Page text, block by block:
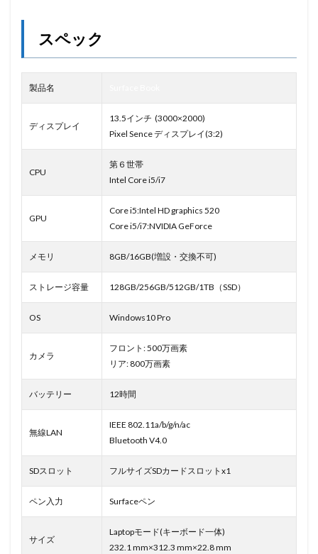
スペック
製品名
ディスプレイ
13.5インチ (3000×2000)
Pixel Sence ディスプレイ(3:2)
CPU
第６世帯
Intel Core i5/i7
GPU
Core i5:Intel HD graphics 520
Core i5/i7:NVIDIA GeForce
メモリ 8GB/16GB(増設・交換不可)
ストレージ容量 128GB/256GB/512GB/1TB（SSD）
OS Windows10 Pro
カメラ
フロント: 500万画素
リア: 800万画素
バッテリー 12時間
無線LAN
IEEE 802.11a/b/g/n/ac
Bluetooth V4.0
SDスロット フルサイズSDカードスロットx1
ペン入力 Surfaceペン
サイズ
Laptopモード(キーボード一体)
232.1 mm×312.3 mm×22.8 mm